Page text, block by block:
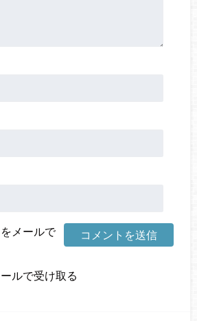
メールで
ルで受け取る